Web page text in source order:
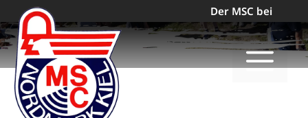
Zum
Inhalt
springen
Der MSC bei